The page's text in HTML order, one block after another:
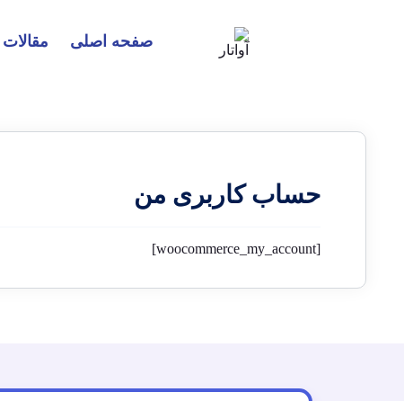
صفحه اصلی مقالات
حساب کاربری من
[woocommerce_my_account]